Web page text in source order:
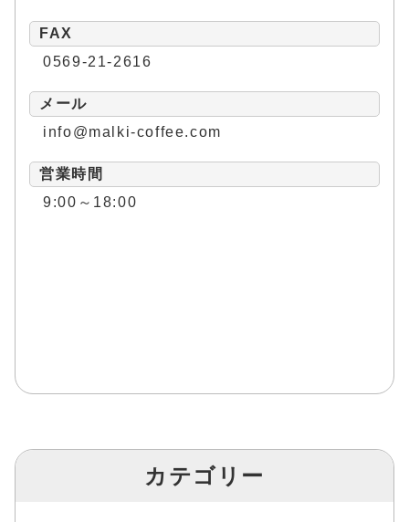
FAX
0569-21-2616
メール
info@malki-coffee.com
営業時間
9:00～18:00
カテゴリー